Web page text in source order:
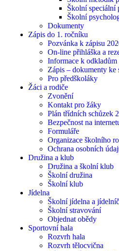
Školní speciální
Školní
Dokumenty
Zápis do 1. ročníku
Pozvánka k zápisu
On-line přihláška a
Informace k odkladům
Zápis – dokumenty ke
Pro předškoláky
Žáci a rodiče
Zvonění
Kontakt pro žáky
Plán třídních schůzek
Bezpečnost na
Formuláře
Organizace školního
Ochrana osobních
Družina a klub
Družina a školní klub
Školní družina
Školní klub
Jídelna
Školní jídelna a
Školní stravování
Objednat obědy
Sportovní hala
Rozvrh hala
Rozvrh tělocvična